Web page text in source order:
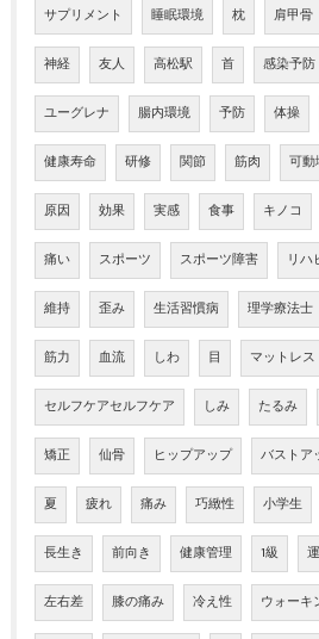
サプリメント 睡眠環境 枕 肩甲骨
神経 友人 高松駅 首 感染予防
ユーグレナ 腸内環境 予防 体操
健康寿命 研修 関節 筋肉 可動
原因 効果 実感 食事 キノコ
痛い スポーツ スポーツ障害 リハ
維持 歪み 生活習慣病 理学療法士
筋力 血流 しわ 目 マットレス
セルフケアセルフケア しみ たるみ
矯正 仙骨 ヒップアップ バストア
夏 疲れ 痛み 巧緻性 小学生
長生き 前向き 健康管理 1級
左右差 膝の痛み 冷え性 ウォーキ